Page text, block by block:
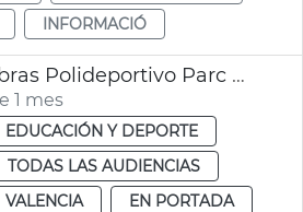
INFORMACIÓ
Finalización obras Polideportivo Parc Central València
1 mes
EDUCACIÓN Y DEPORTE
TODAS LAS AUDIENCIAS
VALENCIA
EN PORTADA